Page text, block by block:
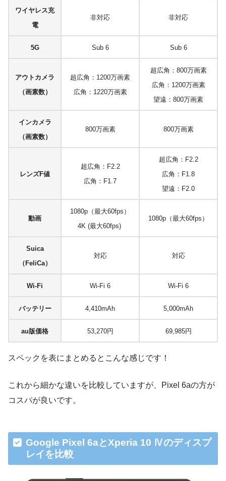
ワイヤレス充
電
非対応 非対応
5G Sub 6 Sub 6
アウトカメラ
（画素数）
超広角：1200万画素
広角：1220万画素
超広角：800万画素
広角：1200万画素
望遠：800万画素
インカメラ
（画素数）
800万画素 800万画素
レンズF値
超広角：F2.2
広角：F1.7
超広角：F2.2
広角：F1.8
望遠：F2.0
動画
1080p（最大60fps）
4K (最大60fps)
1080p（最大60fps）
Suica
（FeliCa）
対応 対応
Wi-Fi Wi-Fi 6 Wi-Fi 6
バッテリー 4,410mAh 5,000mAh
au版価格 53,270円 69,985円
スペックを表にまとめるとこんな感じです！
これから細かな違いを比較していますが、Pixel 6aの方が
コスパが良いです。
Google Pixel 6aとXperia 10 Ⅳのディスプ
レイを比較